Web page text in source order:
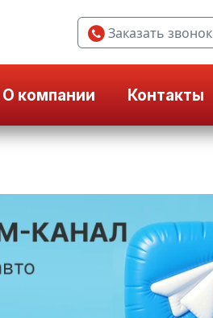
Заказать звонок
О компании Контакты